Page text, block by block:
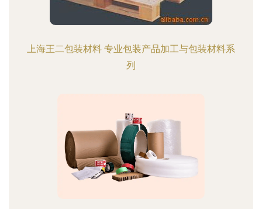
上海王二包装材料 专业包装产品加工与包装材料系
列